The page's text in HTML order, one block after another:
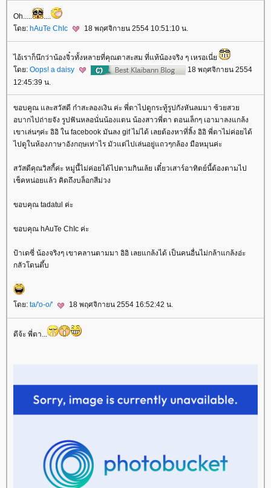
Oh.....
ดย: hAuTe ChIc 18 พฤศจิกายน 2554 10:51:10 น.
ไอ้เราก็นึกว่าน้องจิ๋วทั้งหลายที่คุณตาสะสม ที่แท้น้องจริง ๆ เหรอเนี่
ดย: Oops! a daisy
18 พฤศจิกายน 2554
12:45:39 น.
ขอบคูณ และสวัสดี ก๋าสะลองเงิน ค่ะ พี่ตาไปดูกระทู้รูปกังหันลมมา ซ้วยสว
อบากไปถ่ายจัง รูปฟันหลอนั่นน้องแตน น้องสาวพี่ตา ตอนเล็กๆ เอามาลงแกล้ง
เขาเล่นๆค่ะ อิอิ ใน facebook มันลง gif ไม่ได้ เลยต้องหาที่ลิ้ง อิอิ พี่ตาไม่ค่อยได้
ไปดูในห้องภาษาอังกฤษเท่าไร มัวแต่ไปเล่นอยู่แถวๆกล้อง มือหมุนค่ะ
สวัสดีคุณวิสกี้ค่ะ หมู่นี้ไม่ค่อยได้ไปตามกินเล้ย เดี๋ยวเสาร์อาทิตย์นี้ต้องตามไป
เช็คหน่อยแล้ว คิดถึงบล็อกสีม่วง
ขอบคุณ tadatul ค่ะ
ขอบคุณ hAuTe ChIc ค่ะ
ป้าเดซี่ น้องจริงๆ เขาคลานตามมา อิอิ เลยแกล้งได้ เป็นคนอื่นไม่กล้าแกล้งอ่ะ
กลัวโดนตึ้บ
ดย: ta/'o-o/' 18 พฤศจิกายน 2554 16:52:42 น.
ดีจ้ะ พี่ตา...